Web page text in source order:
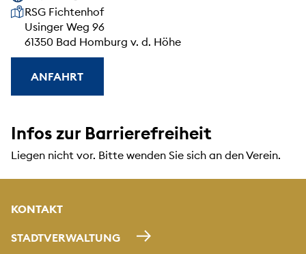
Unsere Anschrift
RSG Fichtenhof
Usinger Weg 96
61350 Bad Homburg v. d. Höhe
ANFAHRT
Infos zur Barrierefreiheit
Liegen nicht vor. Bitte wenden Sie sich an den Verein.
KONTAKT
STADTVERWALTUNG